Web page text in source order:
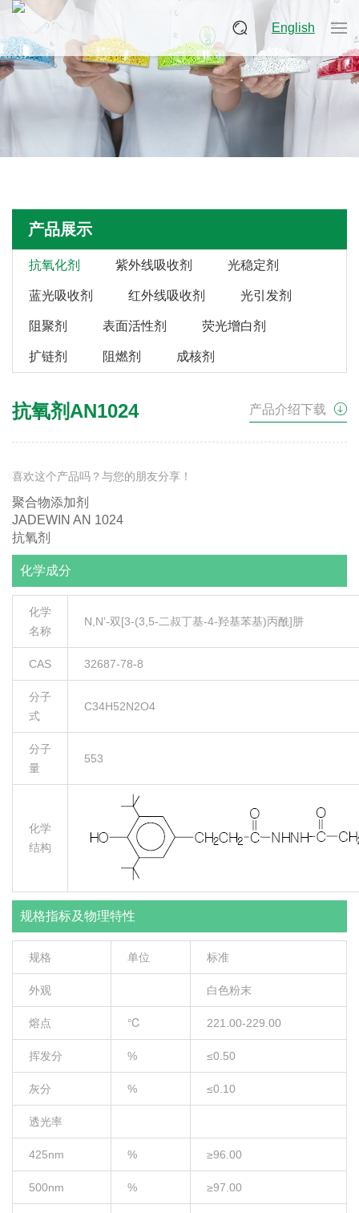
English
产品展示
抗氧化剂 紫外线吸收剂 光稳定剂
蓝光吸收剂 红外线吸收剂 光引发剂
阻聚剂 表面活性剂 荧光增白剂
扩链剂 阻燃剂 成核剂
抗氧剂AN1024 产品介绍下载
喜欢这个产品吗？与您的朋友分享！
聚合物添加剂
JADEWIN AN 1024
抗氧剂
化学成分
化学
名称
N,N'-双[3-(3,5-二叔丁基-4-羟基苯基)丙酰]肼
CAS 32687-78-8
分子
式
C34H52N2O4
分子
量
553
化学
结构
规格指标及物理特性
规格 单位 标准
外观 白色粉末
熔点 ℃ 221.00-229.00
挥发分 % ≤0.50
灰分 % ≤0.10
透光率
425nm % ≥96.00
500nm % ≥97.00